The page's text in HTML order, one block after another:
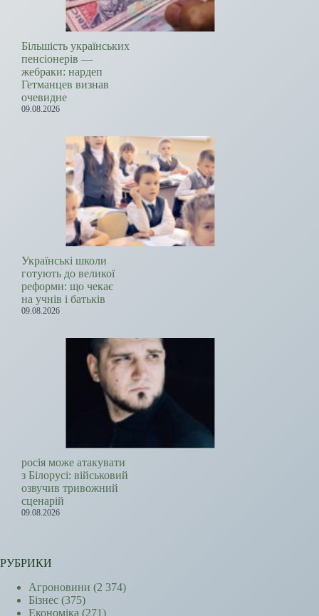
Більшість українських
пенсіонерів —
жебраки: нардеп
Гетманцев визнав
очевидне
09.08.2026
Українські школи
готують до великої
реформи: що чекає
на учнів і батьків
09.08.2026
росія може атакувати
з Білорусі: військовий
озвучив тривожний
сценарій
09.08.2026
РУБРИКИ
Агроновини (2 374)
Бізнес (375)
Економіка (271)